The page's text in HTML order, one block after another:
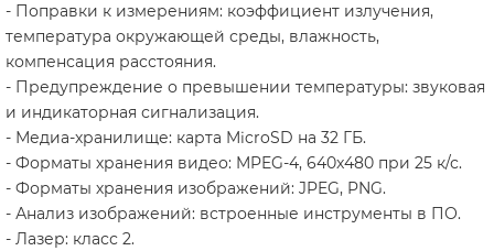
- Поправки к измерениям: коэффициент излучения,
температура окружающей среды, влажность,
компенсация расстояния.
- Предупреждение о превышении температуры: звуковая
и индикаторная сигнализация.
- Медиа-хранилище: карта MicroSD на 32 ГБ.
- Форматы хранения видео: MPEG-4, 640x480 при 25 к/с.
- Форматы хранения изображений: JPEG, PNG.
- Анализ изображений: встроенные инструменты в ПО.
- Лазер: класс 2.